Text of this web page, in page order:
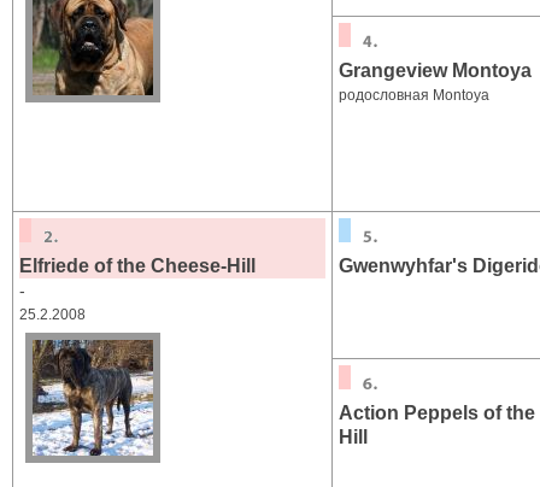
Grangeview Montoya
родословная Montoya
Elfriede of the Cheese-Hill
-
25.2.2008
Gwenwyhfar's
Action Peppels of the
Hill